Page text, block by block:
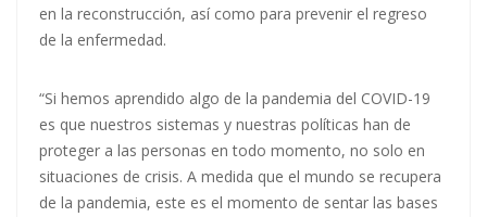
en la reconstrucción, así como para prevenir el regreso
de la enfermedad.
“Si hemos aprendido algo de la pandemia del COVID-19
es que nuestros sistemas y nuestras políticas han de
proteger a las personas en todo momento, no solo en
situaciones de crisis. A medida que el mundo se recupera
de la pandemia, este es el momento de sentar las bases